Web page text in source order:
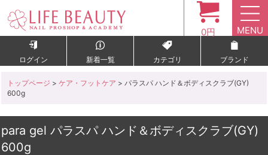
0円 MENU
ログイン 新着一覧 カテゴリ ブランド
トップページ > ケア・フットケア > パラスパ ハンド＆ボディスクラブ(GY)
600g
para gel パラスパ ハンド＆ボディスクラブ(GY)
600g